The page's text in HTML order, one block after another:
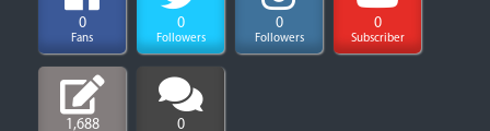
0
Fans
0
Followers
0
Followers
0
Subscriber
1,688 0